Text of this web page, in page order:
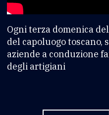
Ogni terza domenica
del capoluogo toscano,
aziende a conduzione
degli artigiani